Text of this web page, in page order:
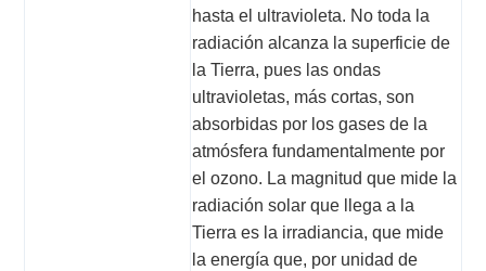
hasta el ultravioleta. No toda la
radiación alcanza la superficie de
la Tierra, pues las ondas
ultravioletas, más cortas, son
absorbidas por los gases de la
atmósfera fundamentalmente por
el ozono. La magnitud que mide la
radiación solar que llega a la
Tierra es la irradiancia, que mide
la energía que, por unidad de